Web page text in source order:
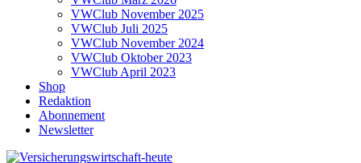
VWClub November 2025
VWClub Juli 2025
VWClub November 2024
VWClub Oktober 2023
VWClub April 2023
Shop
Redaktion
Abonnement
Newsletter